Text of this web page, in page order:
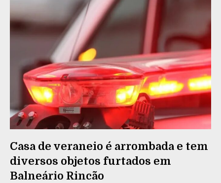
Casa de veraneio é arrombada e tem
diversos objetos furtados em
Balneário Rincão